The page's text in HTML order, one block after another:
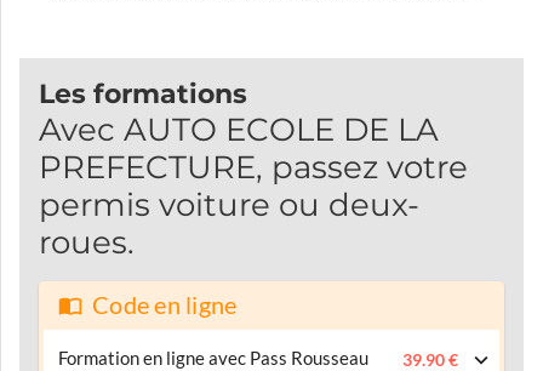
Les formations
Avec AUTO ECOLE DE LA
PREFECTURE, passez votre
permis voiture ou deux-
roues.
Code en ligne
Formation en ligne avec Pass Rousseau 39.90 €